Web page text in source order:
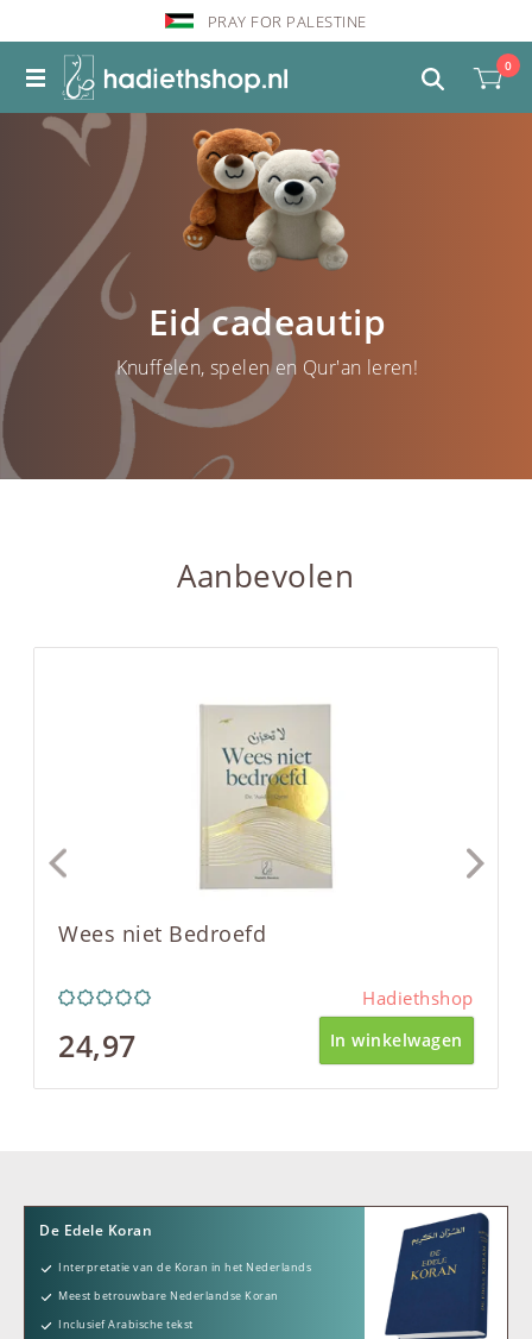
PRAY FOR PALESTINE
0
Eid cadeautip
Knuffelen, spelen en Qur'an leren!
Aanbevolen
Wees niet Bedroefd
Hadiethshop
24,97 In winkelwagen
De Edele Koran
Interpretatie van de Koran in het Nederlands
Meest betrouwbare Nederlandse Koran
Inclusief Arabische tekst